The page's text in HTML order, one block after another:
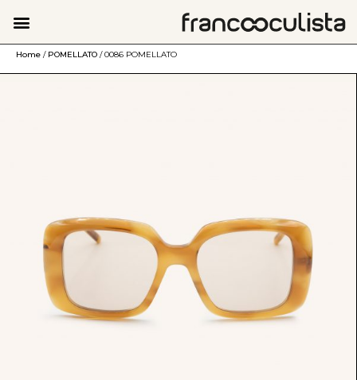
Home / POMELLATO / 0086 POMELLATO